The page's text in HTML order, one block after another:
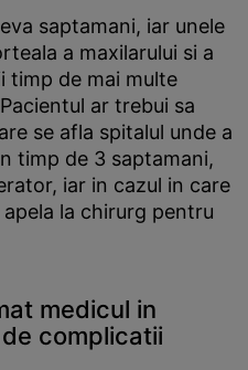
saptamani, iar unele
a maxilarului si a
timp de mai multe
ar trebui sa
se afla spitalul unde a
timp de 3 saptamani,
iar in cazul in care
la chirurg pentru
medicul in
complicatii